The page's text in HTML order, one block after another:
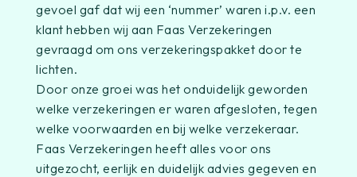
gevoel gaf dat wij een ‘nummer’ waren i.p.v. een
klant hebben wij aan Faas Verzekeringen
gevraagd om ons verzekeringspakket door te
lichten.
Door onze groei was het onduidelijk geworden
welke verzekeringen er waren afgesloten, tegen
welke voorwaarden en bij welke verzekeraar.
Faas Verzekeringen heeft alles voor ons
uitgezocht, eerlijk en duidelijk advies gegeven en